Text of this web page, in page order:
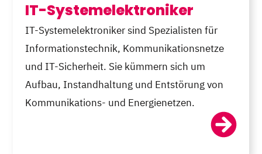
IT-Systemelektroniker
IT-Systemelektroniker sind Spezialisten für
Informationstechnik, Kommunikationsnetze
und IT-Sicherheit. Sie kümmern sich um
Aufbau, Instandhaltung und Entstörung von
Kommunikations- und Energienetzen.